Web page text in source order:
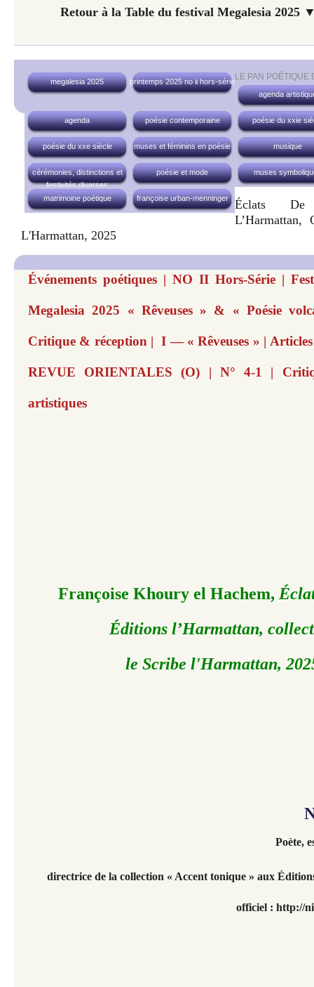
Retour à la Table du festival Megalesia 2025
LE PAN POÉTIQUE
megalesia 2025
printemps 2025 no ii hors-série
agenda
agenda poésie contemporaine poésie du xxie
poésie du xxe siècle muses et féminins en poésie musique
cérémonies, distinctions et
festivités diverses
poésie et mode muses
matrimoine poétique françoise urban-menninger
Éclats De
L'Harmattan, 2025
Événements poétiques | NO II Hors-Série |
Megalesia 2025 « Rêveuses » & « Poésie
Critique & réception | I — « Rêveuses » |
REVUE ORIENTALES (O) | N° 4-1 |
artistiques
Françoise Khoury el Hachem,
Éditions l’Harmattan,
le Scribe l'Harmattan,
Poète,
directrice de la collection « Accent tonique » aux
officiel : http://